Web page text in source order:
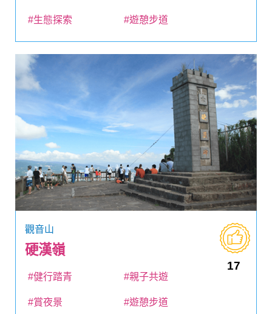
#生態探索 #遊憩步道
觀音山
硬漢嶺
17
#健行踏青 #親子共遊
#賞夜景 #遊憩步道